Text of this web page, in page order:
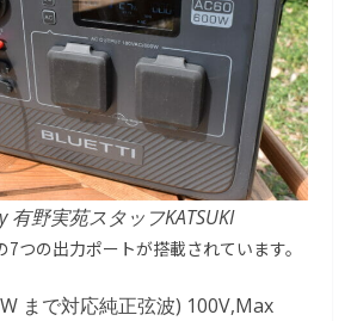
有野実苑スタッフKATSUKI
つの出力ポートが搭載されています。
まで対応純正弦波) 100V,Max